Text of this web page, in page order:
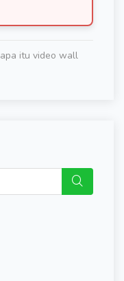
apa itu video wall